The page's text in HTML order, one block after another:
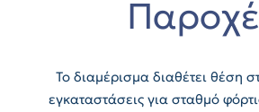
Το διαμέρισμα διαθέτει θέση
εγκαταστάσεις για σταθμό